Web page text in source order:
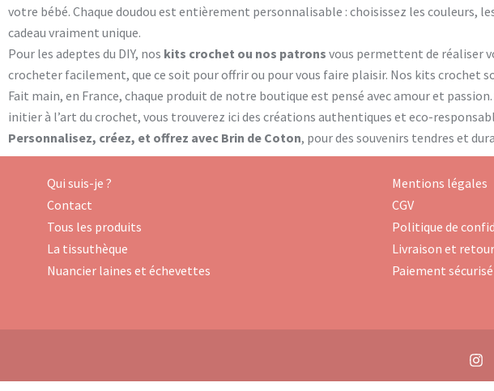
votre bébé. Chaque doudou est entièrement personnalisable : choisissez les couleurs,
cadeau vraiment unique.
Pour les adeptes du DIY, nos kits crochet ou nos patrons vous permettent de réaliser
crocheter facilement, que ce soit pour offrir ou pour vous faire plaisir. Nos kits crochet
Fait main, en France, chaque produit de notre boutique est pensé avec amour et
initier à l’art du crochet, vous trouverez ici des créations authentiques et eco-
Personnalisez, créez, et offrez avec Brin de Coton, pour des souvenirs tendres et
Qui suis-je ?
Contact
Tous les produits
La tissuthèque
Nuancier laines et échevettes
Mentions légales
CGV
Politique de
Livraison et retour
Paiement sécurisé